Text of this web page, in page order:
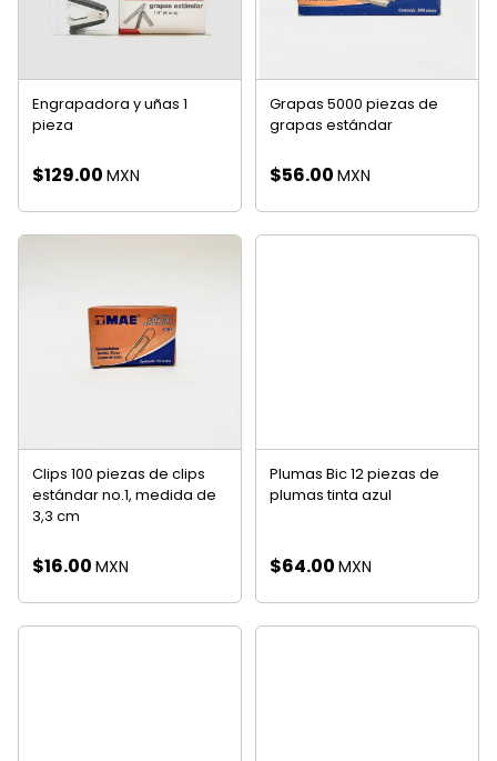
Engrapadora y uñas 1
pieza
$129.00 MXN
Grapas 5000 piezas de
grapas estándar
$56.00 MXN
Clips 100 piezas de clips
estándar no.1, medida de
3,3 cm
$16.00 MXN
Plumas Bic 12 piezas de
plumas tinta azul
$64.00 MXN